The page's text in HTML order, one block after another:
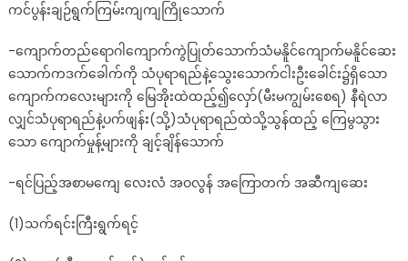
ကင်ပွန်းချဉ်ရွက်ကြမ်းကျကျကြိုသောက်
-ကျောက်တည်ရောဂါကျောက်ကွဲပြုတ်သောက်သံမနိူင်ကျောက်မနိူင်ဆေး
သောက်ကဒက်ခေါက်ကို သံပုရာရည်နဲ့သွေးသောက်ငါးဦးခေါင်း၌ရှိသော
ကျောက်ကလေးများကို မြေအိုးထဲထည့်၍လှော်(မီးမကျွမ်းစေရ) နီရဲလာ
လျှင်သံပုရာရည်နဲ့ပက်ဖျန်း(သို့)သံပုရာရည်ထဲသို့သွန်ထည့် ကြေမွသွား
သော ကျောက်မှုန့်များကို ချင့်ချိန်သောက်
-ရင်ပြည့်အစာမကျေ လေးလံ အဝလွန် အကြောတက် အဆီကျဆေး
(1)သက်ရင်းကြီးရွက်ရင့်